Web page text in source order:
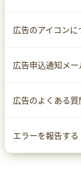
広告のアイコンに
広告申込通知メー
広告のよくある質
エラーを報告する